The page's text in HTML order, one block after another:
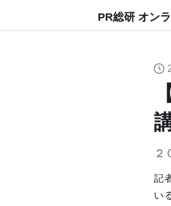
PR総研 オン
２
記
い